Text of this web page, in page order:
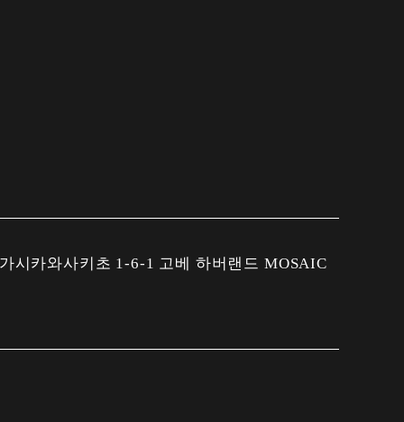
시카와사키초 1-6-1 고베 하버랜드 MOSAIC